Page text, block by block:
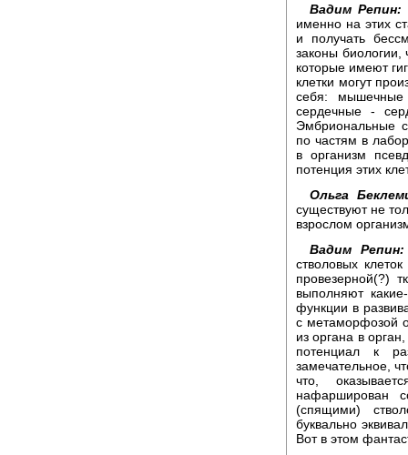
Вадим Репин:
именно на этих
и получать
законы биологии,
которые имеют
клетки могут
себя: мышечные
сердечные -
Эмбриональные
по частям в
в организм
потенция этих
Ольга
существуют не
взрослом
Вадим Репин:
стволовых
провезерной(?)
выполняют
функции в
с метаморфозой
из органа в
потенциал к
замечательное,
что,
нафарширован
(спящими)
буквально
Вот в этом